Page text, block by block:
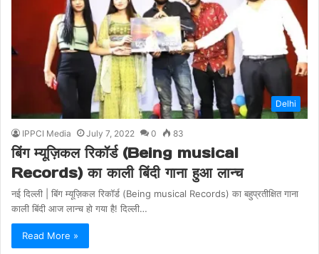
Delhi
IPPCI Media July 7, 2022 0 83
बिंग म्यूज़िकल रिकॉर्ड (Being musical
Records) का काली बिंदी गाना हुआ लान्च
नई दिल्ली | बिंग म्यूज़िकल रिकॉर्ड (Being musical Records) का बहुप्रतीक्षित गाना
काली बिंदी आज लान्च हो गया है! दिल्ली…
Read More »